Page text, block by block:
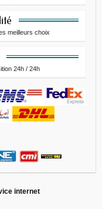
meilleurs choix
24h / 24h
internet